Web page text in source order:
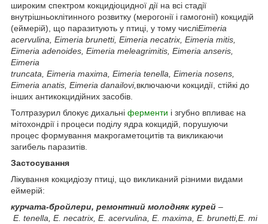
широким спектром кокцидіоцидної дії на всі стадії
внутрішньоклітинного розвитку (мерогонії і гамогонії) кокцидій
(еймерій), що паразитують у птиці, у тому числіEimeria
acervulina, Eimeria brunetti, Eimeria necatrix, Eimeria mitis,
Eimeria adenoides, Eimeria meleagrimitis, Eimeria anseris,
Eimeria
truncata, Eimeria maxima, Eimeria tenella, Eimeria nosens,
Eimeria anatis, Eimeria danailovi,включаючи кокцидії, стійкі до
інших антикокцидійних засобів.
Толтразурил блокує дихальні ферменти і згубно впливає на
мітохондрії і процеси поділу ядра кокцидій, порушуючи
процес формування макрогаметоцитів та викликаючи
загибель паразитів.
Застосування
Лікування кокцидіозу птиці, що викликаний різними видами
еймерій:
курчата-бройлери, ремонтний молодняк курей –
E. tenella, E. necatrix, E. acervulina, E. maxima, E. brunettі,E. mi